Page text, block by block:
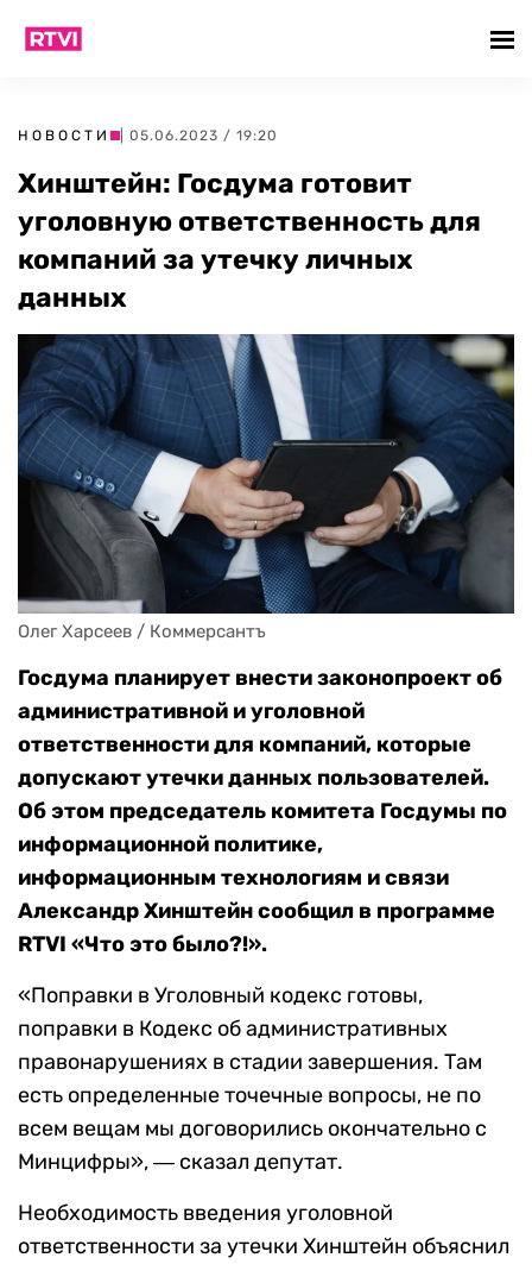
НОВОСТИ | 05.06.2023 / 19:20
Хинштейн: Госдума готовит
уголовную ответственность для
компаний за утечку личных
данных
Олег Харсеев / Коммерсантъ
Госдума планирует внести законопроект об
административной и уголовной
ответственности для компаний, которые
допускают утечки данных пользователей.
Об этом председатель комитета Госдумы по
информационной политике,
информационным технологиям и связи
Александр Хинштейнсообщил в программе
RTVI «Что это было?!».
«Поправки в Уголовный кодекс готовы,
поправки в Кодекс об административных
правонарушениях в стадии завершения. Там
есть определенные точечные вопросы, не по
всем вещам мы договорились окончательно с
Минцифры», ― сказал депутат.
Необходимость введения уголовной
ответственности за утечки Хинштейн объяснил